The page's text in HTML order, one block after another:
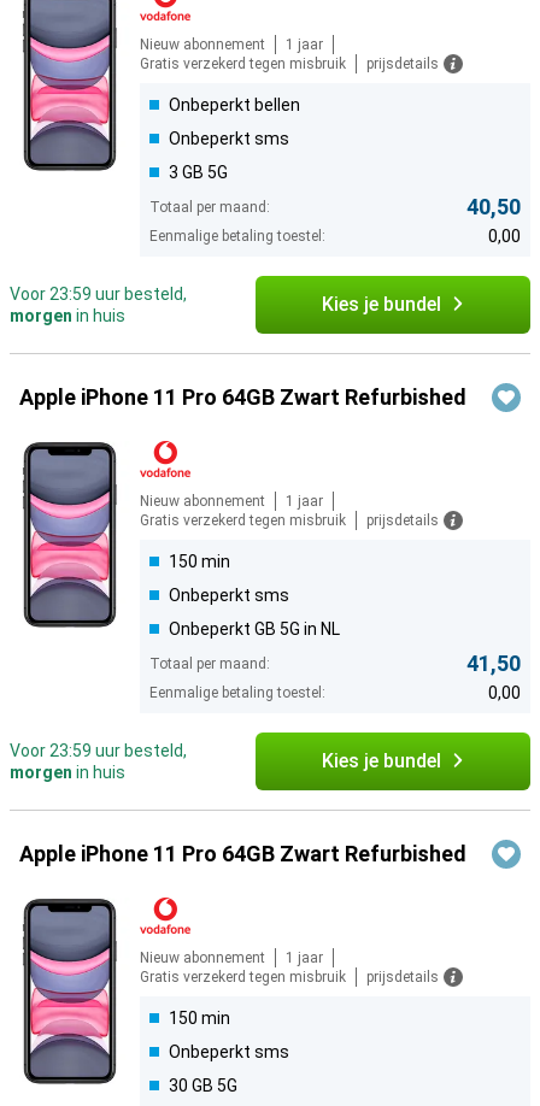
Nieuw abonnement
1 jaar
Gratis verzekerd tegen misbruik
prijsdetails
Onbeperkt bellen
Onbeperkt sms
3 GB 5G
Totaal per maand: 40,50
Eenmalige betaling toestel: 0,00
Voor 23:59 uur besteld,
morgen in huis Kies je bundel
Apple iPhone 11 Pro 64GB Zwart Refurbished
Nieuw abonnement
1 jaar
Gratis verzekerd tegen misbruik
prijsdetails
150 min
Onbeperkt sms
Onbeperkt GB 5G in NL
Totaal per maand: 41,50
Eenmalige betaling toestel: 0,00
Voor 23:59 uur besteld,
morgen in huis Kies je bundel
Apple iPhone 11 Pro 64GB Zwart Refurbished
Nieuw abonnement
1 jaar
Gratis verzekerd tegen misbruik
prijsdetails
150 min
Onbeperkt sms
30 GB 5G